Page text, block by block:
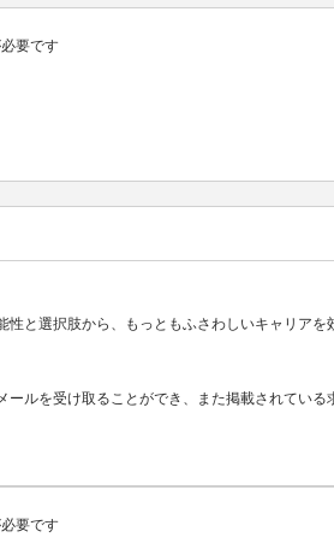
要です
と選択肢から、もっともふさわしいキャリアを
ルを受け取ることができ、また掲載されている
要です